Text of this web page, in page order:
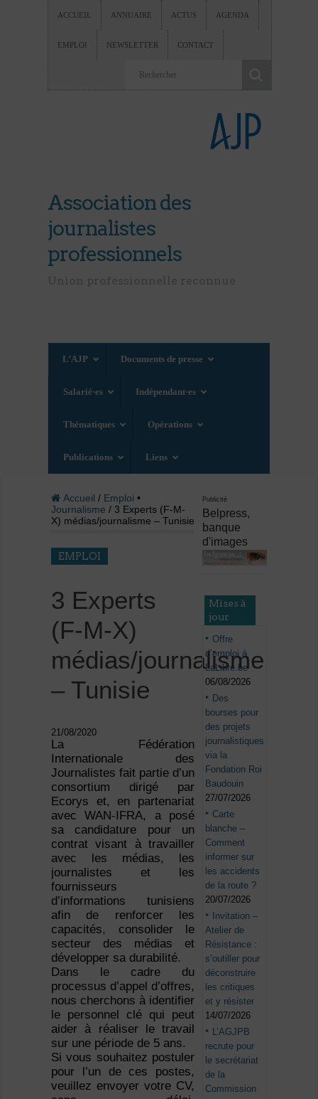
ACCUEIL ANNUAIRE ACTUS AGENDA
EMPLOI NEWSLETTER CONTACT
Association des
journalistes
professionnels
L’AJP Documents de presse
Salarié·es Indépendant·es
Thématiques Opérations
Publications Liens
Accueil / Emploi •
Journalisme / 3 Experts (F-M-
X) médias/journalisme – Tunisie
EMPLOI
3 Experts
(F-M-X)
médias/journalisme
– Tunisie
21/08/2020
La Fédération
Internationale des
Journalistes fait partie d’un
consortium dirigé par
Ecorys et, en partenariat
avec WAN-IFRA, a posé
sa candidature pour un
contrat visant à travailler
avec les médias, les
journalistes et les
fournisseurs
d’informations tunisiens
afin de renforcer les
capacités, consolider le
secteur des médias et
développer sa durabilité.
Dans le cadre du
processus d’appel d’offres,
nous cherchons à identifier
le personnel clé qui peut
aider à réaliser le travail
sur une période de 5 ans.
Si vous souhaitez postuler
pour l’un de ces postes,
veuillez envoyer votre CV,
Publicité
Belpress,
banque
d'images
Mises à
jour
Offre
d’emploi à
LaLibre.be
06/08/2026
Des
bourses pour
des projets
journalistiques
via la
Fondation Roi
Baudouin
27/07/2026
Carte
blanche –
Comment
informer sur
les accidents
de la route ?
20/07/2026
Invitation –
Atelier de
Résistance :
s’outiller pour
déconstruire
les critiques
et y résister
14/07/2026
L’AGJPB
recrute pour
le secrétariat
de la
Commission